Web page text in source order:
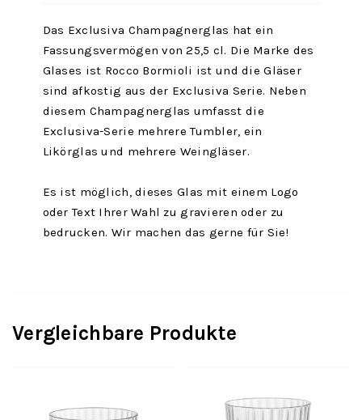
Das Exclusiva Champagnerglas hat ein
Fassungsvermögen von 25,5 cl. Die Marke des
Glases ist Rocco Bormioli ist und die Gläser
sind afkostig aus der Exclusiva Serie. Neben
diesem Champagnerglas umfasst die
Exclusiva-Serie mehrere Tumbler, ein
Likörglas und mehrere Weingläser.
Es ist möglich, dieses Glas mit einem Logo
oder Text Ihrer Wahl zu gravieren oder zu
bedrucken. Wir machen das gerne für Sie!
Vergleichbare Produkte